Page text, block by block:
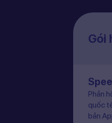
Gói
Phản
quốc
bản